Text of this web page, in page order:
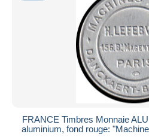
FRANCE Timbres Monnaie
aluminium, fond rouge: